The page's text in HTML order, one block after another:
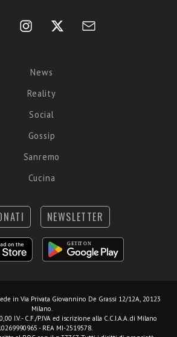
News
Reality
Social
Gossip
Sanremo
Cucina
NEWSLETTER
in Via Privata Giovannino De Grassi 12/12A, 20123
Milano.
I.V. - C.F./P.IVA ed iscrizione alla C.C.I.A.A. di Milano
- REA MI-2519578.